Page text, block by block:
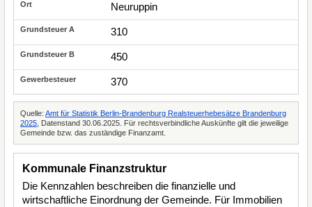
Neuruppin
310
450
370
Quelle: Amt für Statistik Berlin-Brandenburg Realsteuerhebesätze Brandenburg
2025 , Datenstand 30.06.2025. Für rechtsverbindliche Auskünfte gilt die jeweilige
Gemeinde bzw. das zuständige Finanzamt.
Kommunale Finanzstruktur
Die Kennzahlen beschreiben die finanzielle und
wirtschaftliche Einordnung der Gemeinde. Für Immobilien